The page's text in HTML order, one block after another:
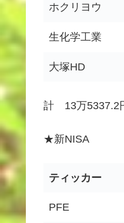
ホクリヨウ
生化学工業
大塚HD
計 13万5337.2
★新NISA
ティッカー
PFE